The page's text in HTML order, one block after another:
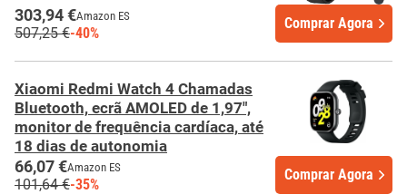
303,94 €Amazon ES
507,25 €-40%
Comprar Agora
Xiaomi Redmi Watch 4 Chamadas
Bluetooth, ecrã AMOLED de 1,97",
monitor de frequência cardíaca, até
18 dias de autonomia
66,07 €Amazon ES
101,64 €-35%
Comprar Agora